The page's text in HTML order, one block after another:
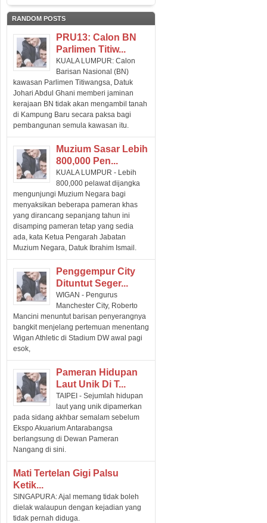
RANDOM POSTS
PRU13: Calon BN
Parlimen Titiw...
KUALA LUMPUR: Calon
Barisan Nasional (BN)
kawasan Parlimen Titiwangsa, Datuk
Johari Abdul Ghani memberi jaminan
kerajaan BN tidak akan mengambil tanah
di Kampung Baru secara paksa bagi
pembangunan semula kawasan itu.
Muzium Sasar Lebih
800,000 Pen...
KUALA LUMPUR - Lebih
800,000 pelawat dijangka
mengunjungi Muzium Negara bagi
menyaksikan beberapa pameran khas
yang dirancang sepanjang tahun ini
disamping pameran tetap yang sedia
ada, kata Ketua Pengarah Jabatan
Muzium Negara, Datuk Ibrahim Ismail.
Penggempur City
Dituntut Seger...
WIGAN - Pengurus
Manchester City, Roberto
Mancini menuntut barisan penyerangnya
bangkit menjelang pertemuan menentang
Wigan Athletic di Stadium DW awal pagi
esok,
Pameran Hidupan
Laut Unik Di T...
TAIPEI - Sejumlah hidupan
laut yang unik dipamerkan
pada sidang akhbar semalam sebelum
Ekspo Akuarium Antarabangsa
berlangsung di Dewan Pameran
Nangang di sini.
Mati Tertelan Gigi Palsu
Ketik...
SINGAPURA: Ajal memang tidak boleh
dielak walaupun dengan kejadian yang
tidak pernah diduga.